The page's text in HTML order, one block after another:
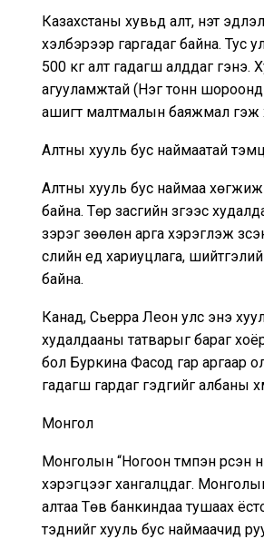
Казахстаны хувьд алт, үнэт
хэлбэрээр гаргадаг байна. Тус
500 кг алт гадагш алддаг гэнэ.
агууламжтай (Нэг тонн
ашигт малтмалын баяжмал гэж
Алтны хууль бус наймаатай
Алтны хууль бус наймаа
байна. Төр засгийн зүгээс
зэрэг зөөлөн арга хэрэглэж
сүүлийн үед хариуцлага,
байна.
Канад, Сьерра Леон улс энэ
худалдааны татварыг бараг
бол Буркина Фасод гар аргаар
гадагш гардаг гэдгийг албаны
Монгол
Монголын “Ногоон түмпэн
хэрэгцээг хангалцдаг.
алтаа Төв банкиндаа тушаах
тэднийг хууль бус наймаачид